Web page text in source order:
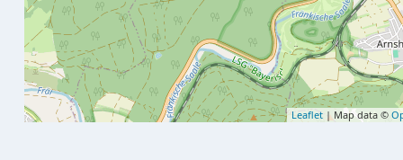
Leaflet| Map data ©